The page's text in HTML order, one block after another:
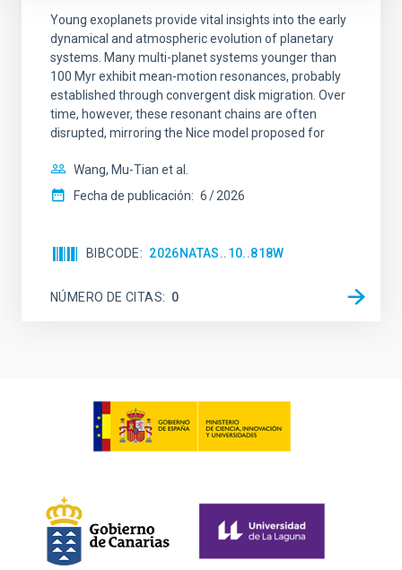
Young exoplanets provide vital insights into the early
dynamical and atmospheric evolution of planetary
systems. Many multi-planet systems younger than
100 Myr exhibit mean-motion resonances, probably
established through convergent disk migration. Over
time, however, these resonant chains are often
disrupted, mirroring the Nice model proposed for
Wang, Mu-Tian et al.
Fecha de publicación: 6 2026
BIBCODE 2026NATAS..10..818W
NÚMERO DE CITAS 0